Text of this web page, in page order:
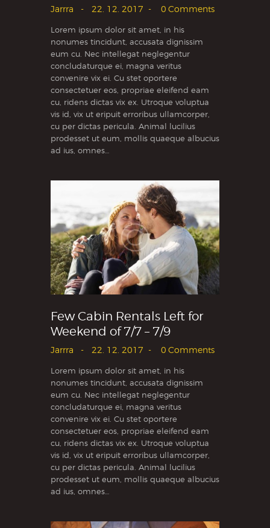
Jarrra 22. 12. 2017 0 Comments
Lorem ipsum dolor sit amet, in his
nonumes tincidunt, accusata dignissim
eum cu. Nec intellegat neglegentur
concludaturque ei, magna veritus
convenire vix ei. Cu stet oportere
consectetuer eos, propriae eleifend eam
cu, ridens dictas vix ex. Utroque voluptua
vis id, vix ut eripuit erroribus ullamcorper,
cu per dictas pericula. Animal lucilius
prodesset ut eum, mollis quaeque albucius
ad ius, omnes…
Few Cabin Rentals Left for
Weekend of 7/7 – 7/9
Jarrra 22. 12. 2017 0 Comments
Lorem ipsum dolor sit amet, in his
nonumes tincidunt, accusata dignissim
eum cu. Nec intellegat neglegentur
concludaturque ei, magna veritus
convenire vix ei. Cu stet oportere
consectetuer eos, propriae eleifend eam
cu, ridens dictas vix ex. Utroque voluptua
vis id, vix ut eripuit erroribus ullamcorper,
cu per dictas pericula. Animal lucilius
prodesset ut eum, mollis quaeque albucius
ad ius, omnes…